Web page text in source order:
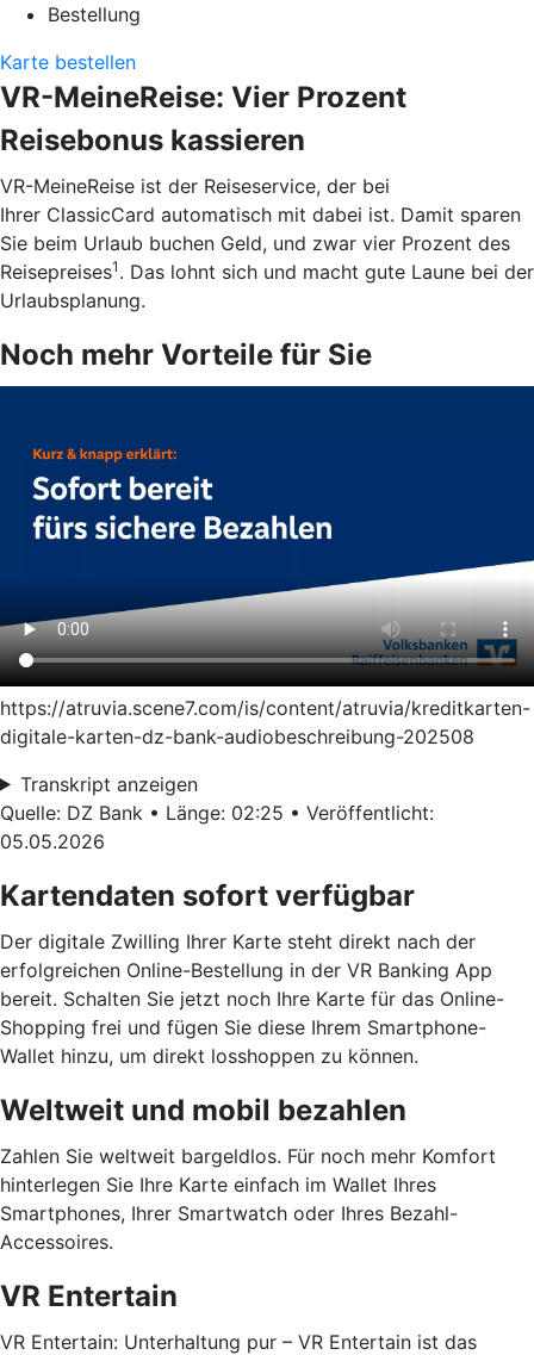
Bestellung
Karte bestellen
VR-MeineReise: Vier Prozent
Reisebonus kassieren
VR-MeineReise ist der Reiseservice, der bei
Ihrer ClassicCard automatisch mit dabei ist. Damit sparen
Sie beim Urlaub buchen Geld, und zwar vier Prozent des
Reisepreises1 . Das lohnt sich und macht gute Laune bei der
Urlaubsplanung.
Noch mehr Vorteile für Sie
https://atruvia.scene7.com/is/content/atruvia/kreditkarten-
digitale-karten-dz-bank-audiobeschreibung-202508
Transkript anzeigen
Quelle: DZ Bank • Länge: 02:25 • Veröffentlicht:
05.05.2026
Kartendaten sofort verfügbar
Der digitale Zwilling Ihrer Karte steht direkt nach der
erfolgreichen Online-Bestellung in der VR Banking App
bereit. Schalten Sie jetzt noch Ihre Karte für das Online-
Shopping frei und fügen Sie diese Ihrem Smartphone-
Wallet hinzu, um direkt losshoppen zu können.
Weltweit und mobil bezahlen
Zahlen Sie weltweit bargeldlos. Für noch mehr Komfort
hinterlegen Sie Ihre Karte einfach im Wallet Ihres
Smartphones, Ihrer Smartwatch oder Ihres Bezahl-
Accessoires.
VR Entertain
VR Entertain: Unterhaltung pur – VR Entertain ist das